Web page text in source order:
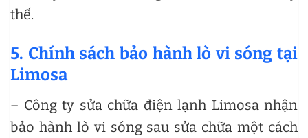
thế.
5. Chính sách bảo hành lò vi sóng tại
Limosa
– Công ty sửa chữa điện lạnh Limosa nhận
bảo hành lò vi sóng sau sửa chữa một cách